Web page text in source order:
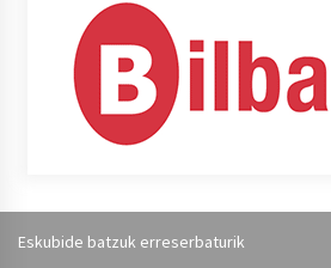
Eskubide batzuk erreserbaturik